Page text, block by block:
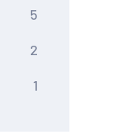
5
2
1